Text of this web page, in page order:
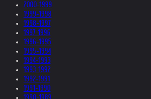
2000-1999
1999-1998
1998-1997
1997-1996
1996-1995
1995-1994
1994-1993
1993-1992
1992-1991
1991-1990